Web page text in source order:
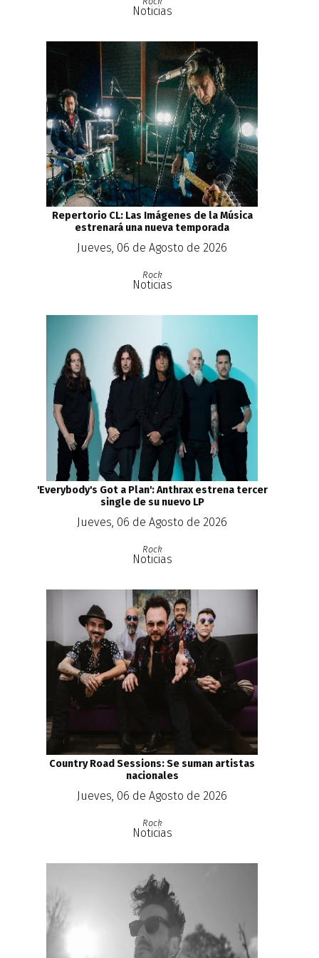
Noticias
Repertorio CL: Las Imágenes de la Música
estrenará una nueva temporada
Jueves, 06 de Agosto de 2026
Rock
Noticias
'Everybody's Got a Plan': Anthrax estrena tercer
single de su nuevo LP
Jueves, 06 de Agosto de 2026
Rock
Noticias
Country Road Sessions: Se suman artistas
nacionales
Jueves, 06 de Agosto de 2026
Rock
Noticias